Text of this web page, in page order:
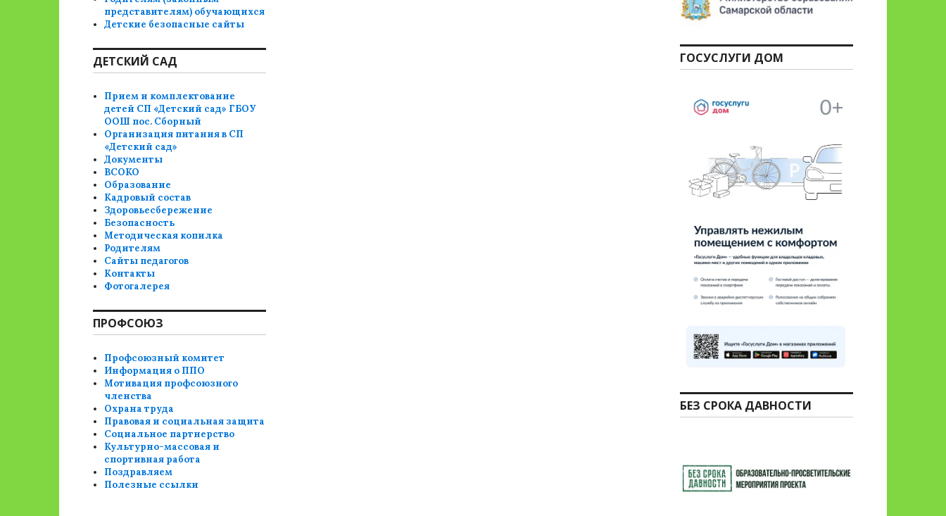
представителям) обучающихся
Детские безопасные сайты
ДЕТСКИЙ САД
Прием и комплектование
детей СП «Детский сад» ГБОУ
ООШ пос. Сборный
Организация питания в СП
«Детский сад»
Документы
ВСОКО
Образование
Кадровый состав
Здоровьесбережение
Безопасность
Методическая копилка
Родителям
Сайты педагогов
Контакты
Фотогалерея
ПРОФСОЮЗ
Профсоюзный комитет
Информация о ППО
Мотивация профсоюзного
членства
Охрана труда
Правовая и социальная защита
Социальное партнерство
Культурно-массовая и
спортивная работа
Поздравляем
Полезные ссылки
ГОСУСЛУГИ ДОМ
БЕЗ СРОКА ДАВНОСТИ